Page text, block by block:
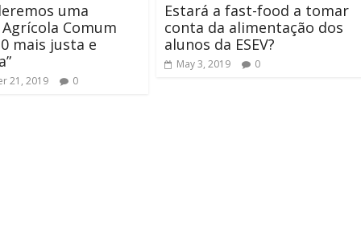
uma
Comum
mais justa e
21, 2019 0
Estará a fast-food a tomar
conta da alimentação dos
alunos da ESEV?
May 3, 2019 0